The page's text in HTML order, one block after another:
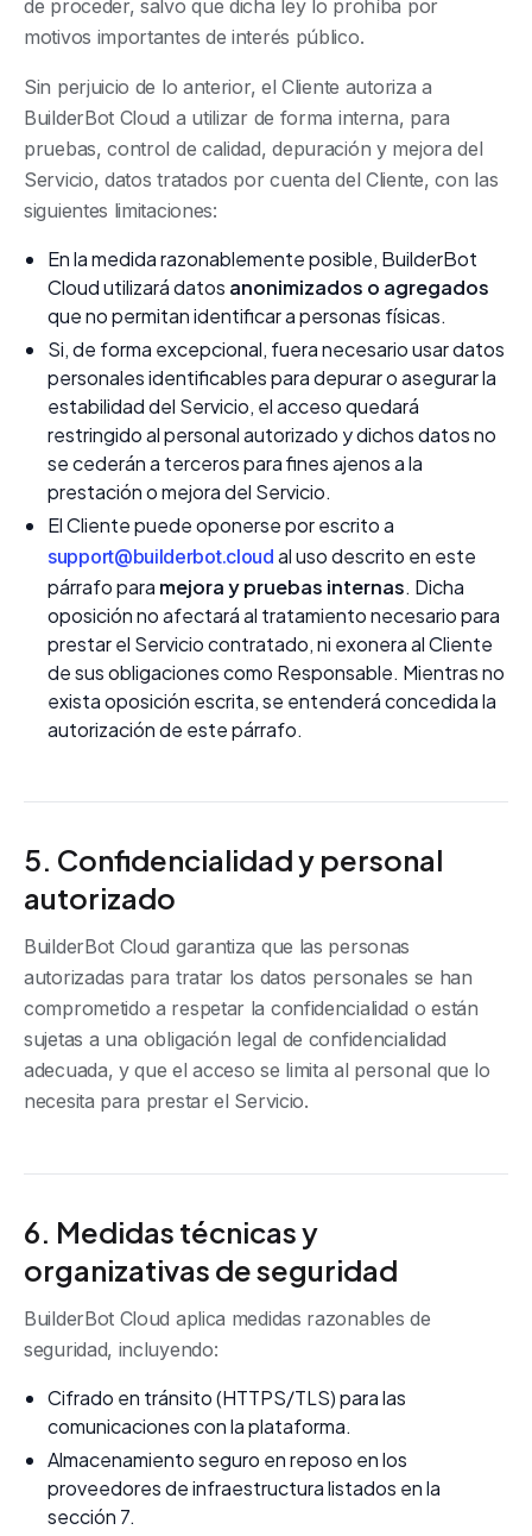
de proceder, salvo que dicha ley lo prohíba por
motivos importantes de interés público.
Sin perjuicio de lo anterior, el Cliente autoriza a
BuilderBot Cloud a utilizar de forma interna, para
pruebas, control de calidad, depuración y mejora del
Servicio, datos tratados por cuenta del Cliente, con las
siguientes limitaciones:
En la medida razonablemente posible, BuilderBot
Cloud utilizará datos anonimizados o agregados
que no permitan identificar a personas físicas.
Si, de forma excepcional, fuera necesario usar datos
personales identificables para depurar o asegurar la
estabilidad del Servicio, el acceso quedará
restringido al personal autorizado y dichos datos no
se cederán a terceros para fines ajenos a la
prestación o mejora del Servicio.
El Cliente puede oponerse por escrito a
support@builderbot.cloud al uso descrito en este
párrafo para mejora y pruebas internas. Dicha
oposición no afectará al tratamiento necesario para
prestar el Servicio contratado, ni exonera al Cliente
de sus obligaciones como Responsable. Mientras no
exista oposición escrita, se entenderá concedida la
autorización de este párrafo.
5. Confidencialidad y personal
autorizado
BuilderBot Cloud garantiza que las personas
autorizadas para tratar los datos personales se han
comprometido a respetar la confidencialidad o están
sujetas a una obligación legal de confidencialidad
adecuada, y que el acceso se limita al personal que lo
necesita para prestar el Servicio.
6. Medidas técnicas y
organizativas de seguridad
BuilderBot Cloud aplica medidas razonables de
seguridad, incluyendo:
Cifrado en tránsito (HTTPS/TLS) para las
comunicaciones con la plataforma.
Almacenamiento seguro en reposo en los
proveedores de infraestructura listados en la
sección 7.